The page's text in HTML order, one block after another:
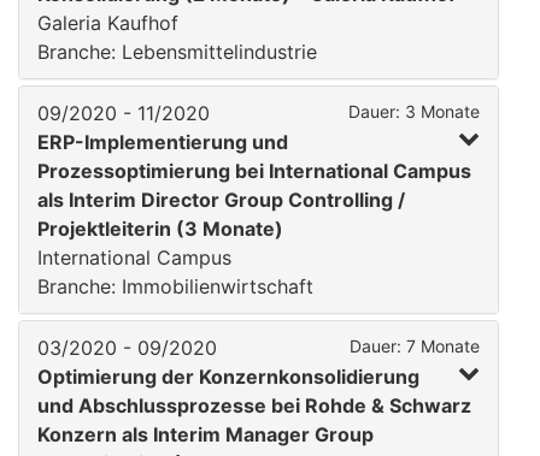
Galeria Kaufhof
Branche: Lebensmittelindustrie
09/2020 - 11/2020 Dauer: 3 Monate
ERP-Implementierung und
Prozessoptimierung bei International Campus
als Interim Director Group Controlling /
Projektleiterin (3 Monate)
International Campus
Branche: Immobilienwirtschaft
03/2020 - 09/2020 Dauer: 7 Monate
Optimierung der Konzernkonsolidierung
und Abschlussprozesse bei Rohde & Schwarz
Konzern als Interim Manager Group